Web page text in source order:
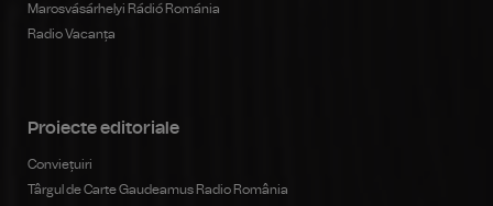
Marosvásárhelyi Rádió Románia
Radio Vacanța
Proiecte editoriale
Conviețuiri
Târgul de Carte Gaudeamus Radio România